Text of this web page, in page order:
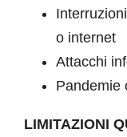
o internet
Attacchi
Pandemie
LIMITAZIONI